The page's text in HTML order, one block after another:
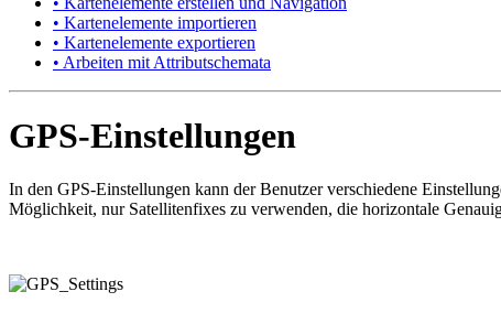
• Kartenelemente importieren
• Kartenelemente exportieren
• Arbeiten mit Attributschemata
GPS-Einstellungen
In den GPS-Einstellungen kann der Benutzer verschiedene
Möglichkeit, nur Satellitenfixes zu verwenden, die horizontale